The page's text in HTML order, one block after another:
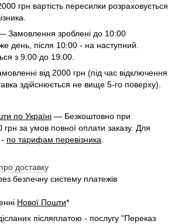
грн вартість пересилки розраховується
Замовлення зроблені до 10:00
день, після 10:00 - на наступний.
з 9:00 до 19:00.
від 2000 грн (під час відключення
здійснюється не вище 5-го поверху).
по Україні — Безкоштовно при
грн за умов повної оплати заказу. Для
по тарифам перевізника
доставку
безпечну систему платежів
Нової Пошти*
післяплатою - послугу "Переказ